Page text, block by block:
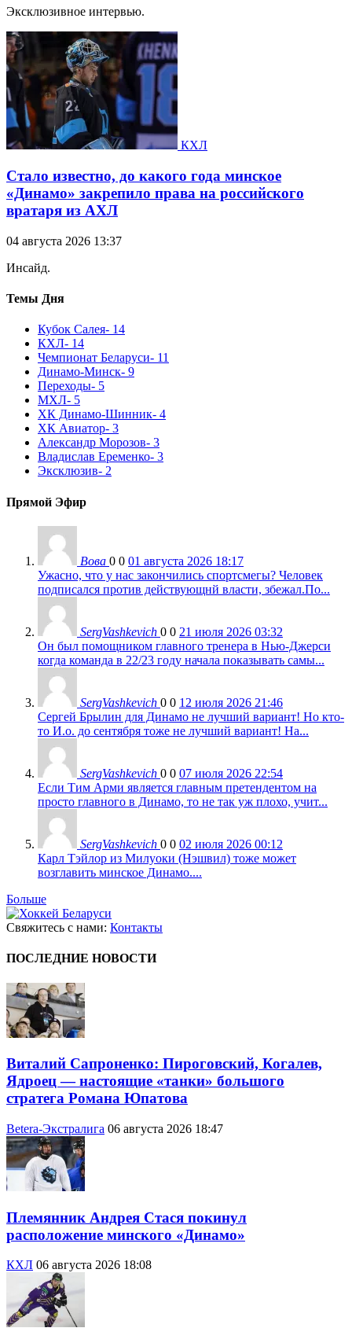
Эксклюзивное интервью.
КХЛ
Стало известно, до какого года минское
«Динамо» закрепило права на российского
вратаря из АХЛ
04 августа 2026 13:37
Инсайд.
Темы Дня
Кубок Салея- 14
КХЛ- 14
Чемпионат Беларуси- 11
Динамо-Минск- 9
Переходы- 5
МХЛ- 5
ХК Динамо-Шинник- 4
ХК Авиатор- 3
Александр Морозов- 3
Владислав Еременко- 3
Эксклюзив- 2
Прямой Эфир
Вова 0 0 01 августа 2026 18:17
Ужасно, что у нас закончились спортсмегы? Человек
подписался против действующнй власти, збежал.По...
SergVashkevich 0 0 21 июля 2026 03:32
Он был помощником главного тренера в Нью-Джерси
когда команда в 22/23 году начала показывать самы...
SergVashkevich 0 0 12 июля 2026 21:46
Сергей Брылин для Динамо не лучший вариант! Но кто-
то И.о. до сентября тоже не лучший вариант! На...
SergVashkevich 0 0 07 июля 2026 22:54
Если Тим Арми является главным претендентом на
просто главного в Динамо, то не так уж плохо, учит...
SergVashkevich 0 0 02 июля 2026 00:12
Карл Тэйлор из Милуоки (Нэшвил) тоже может
возглавить минское Динамо....
Больше
Свяжитесь с нами: Контакты
ПОСЛЕДНИЕ НОВОСТИ
Виталий Сапроненко: Пироговский, Когалев,
Ядроец — настоящие «танки» большого
стратега Романа Юпатова
Betera-Экстралига 06 августа 2026 18:47
Племянник Андрея Стася покинул
расположение минского «Динамо»
КХЛ 06 августа 2026 18:08